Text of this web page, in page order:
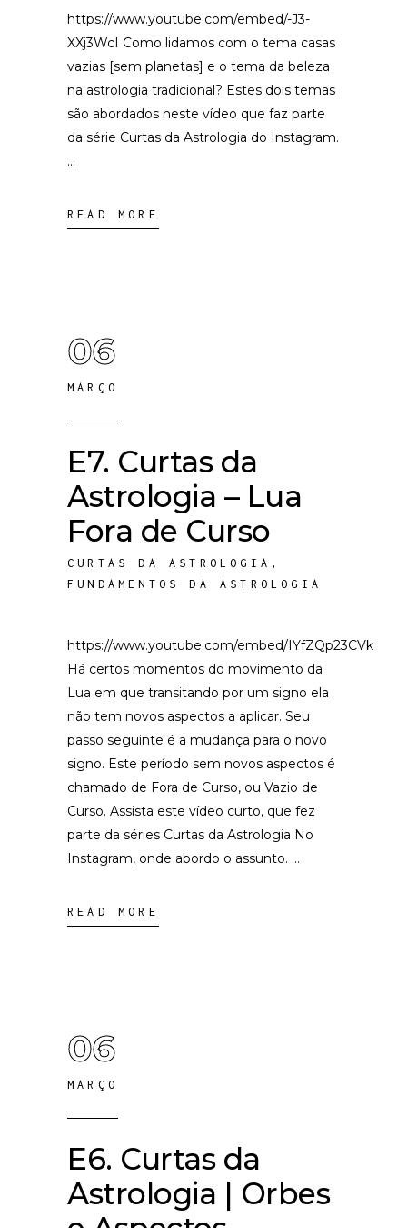
https://www.youtube.com/embed/-J3-
XXj3WcI Como lidamos com o tema casas
vazias [sem planetas] e o tema da beleza
na astrologia tradicional? Estes dois temas
são abordados neste vídeo que faz parte
da série Curtas da Astrologia do Instagram.
READ MORE
06
MARÇO
E7. Curtas da
Astrologia – Lua
Fora de Curso
CURTAS DA ASTROLOGIA ,
FUNDAMENTOS DA ASTROLOGIA
https://www.youtube.com/embed/IYfZQp23CVk
Há certos momentos do movimento da
Lua em que transitando por um signo ela
não tem novos aspectos a aplicar. Seu
passo seguinte é a mudança para o novo
signo. Este período sem novos aspectos é
chamado de Fora de Curso, ou Vazio de
Curso. Assista este vídeo curto, que fez
parte da séries Curtas da Astrologia No
Instagram, onde abordo o assunto.
READ MORE
06
MARÇO
E6. Curtas da
Astrologia | Orbes